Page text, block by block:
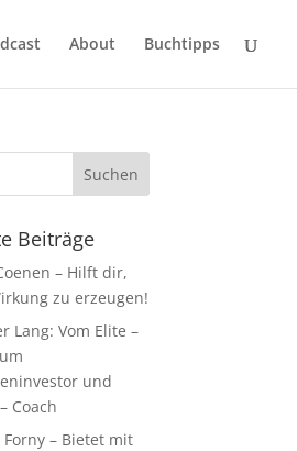
About Buchtipps
Beiträge
– Hilft dir,
zu erzeugen!
Lang: Vom Elite –
und
Coach
Forny – Bietet mit